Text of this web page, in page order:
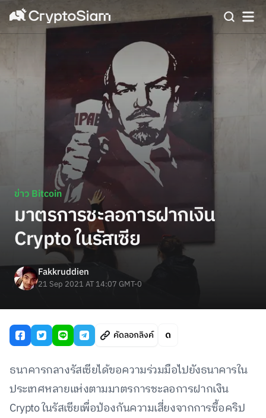
ข่าว Bitcoin
มาตรการชะลอการฝากเงิน
Crypto ในรัสเซีย
Fakkruddien
21 Sep 2021 AT 14:07 GMT-0
คัดลอกลิงค์
ธนาคารกลางรัสเซียได้ขอความร่วมมือไปยังธนาคารใน
ประเทศหลายแห่งตามมาตรการชะลอการฝากเงิน
Crypto ในรัสเซียเพื่อป้องกันความเสี่ยงจากการซื้อคริป